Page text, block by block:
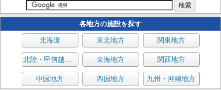
各地方の施設を探す
北海道 東北地方 関東地方
北陸・甲信越地方 東海地方 関西地方
中国地方 四国地方 九州・沖縄地方